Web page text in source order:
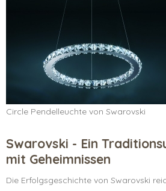
Circle Pendelleuchte von Swarovski
Swarovski - Ein
mit Geheimnissen
Die Erfolgsgeschichte von Swarovski